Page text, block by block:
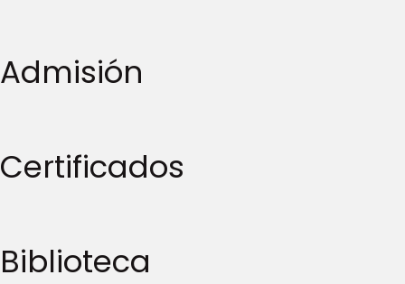
Admisión
Certificados
Biblioteca